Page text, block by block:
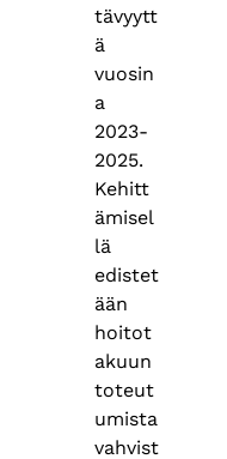
tävyytt
ä
vuosin
a
2023-
2025.
Kehitt
ämisel
lä
edistet
ään
hoitot
akuun
toteut
umista
vahvist